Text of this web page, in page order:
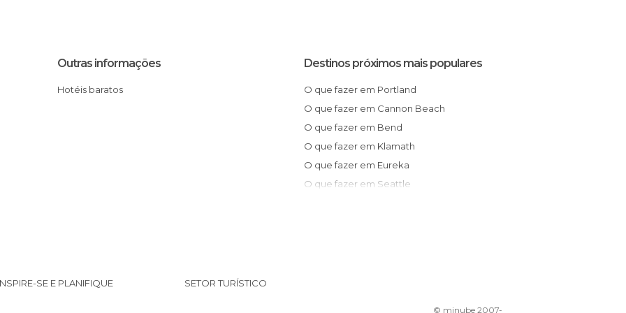
Outras informações
Hotéis baratos
Destinos próximos mais populares
O que fazer em Portland
O que fazer em Cannon Beach
O que fazer em Bend
O que fazer em Klamath
O que fazer em Eureka
O que fazer em Seattle
SE E PLANIFIQUE SETOR TURÍSTICO
© minube 2007-